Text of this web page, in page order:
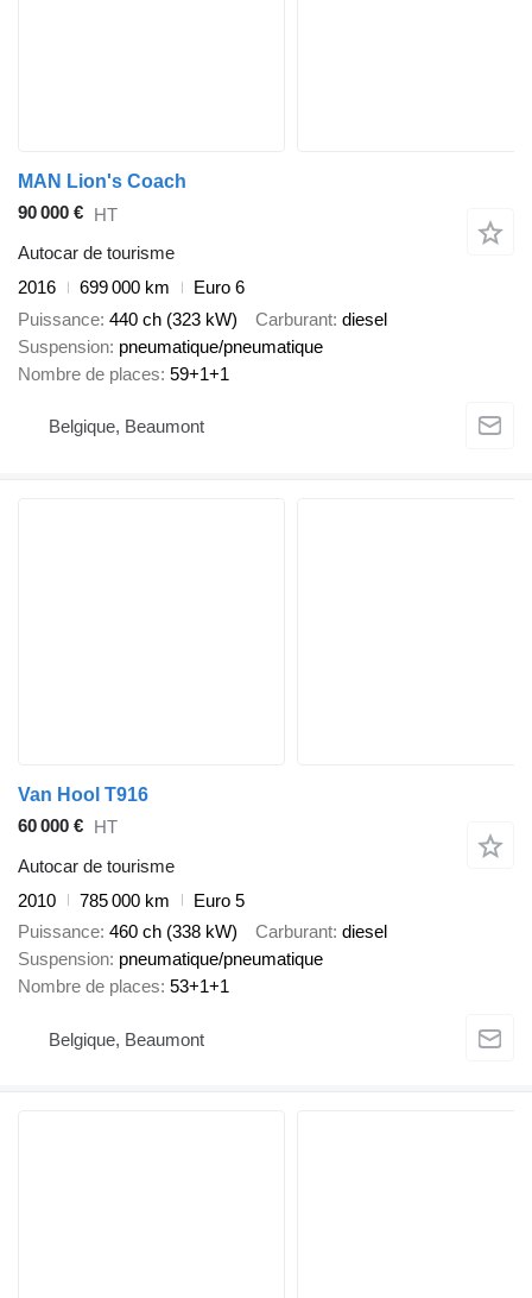
MAN Lion's Coach
90 000 € HT
Autocar de tourisme
2016
699 000 km
Euro 6
Puissance 440 ch (323 kW) Carburant diesel
Suspension pneumatique/pneumatique
Nombre de places 59+1+1
Belgique, Beaumont
Van Hool T916
60 000 €
HT
Autocar de tourisme
2010
785 000 km
Euro 5
Puissance 460 ch (338 kW) Carburant diesel
Suspension pneumatique/pneumatique
Nombre de places 53+1+1
Belgique, Beaumont